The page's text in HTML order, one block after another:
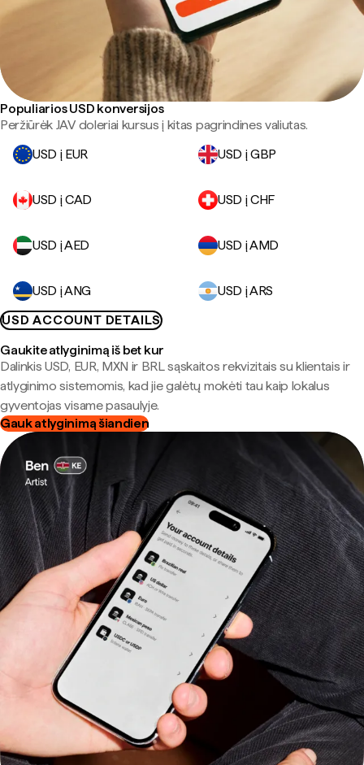
Populiarios USD konversijos
Peržiūrėk JAV doleriai kursus į kitas pagrindines valiutas.
USD į EUR
USD į GBP
USD į CAD USD į CHF
USD į AED USD į AMD
USD į ANG
USD į ARS
USD ACCOUNT DETAILS
Gaukite atlyginimą iš bet kur
Dalinkis USD, EUR, MXN ir BRL sąskaitos rekvizitais su klientais ir
atlyginimo sistemomis, kad jie galėtų mokėti tau kaip lokalus
gyventojas visame pasaulyje.
Gauk atlyginimą šiandien